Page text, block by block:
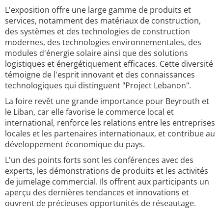
L'exposition offre une large gamme de produits et
services, notamment des matériaux de construction,
des systèmes et des technologies de construction
modernes, des technologies environnementales, des
modules d'énergie solaire ainsi que des solutions
logistiques et énergétiquement efficaces. Cette diversité
témoigne de l'esprit innovant et des connaissances
technologiques qui distinguent "Project Lebanon".
La foire revêt une grande importance pour Beyrouth et
le Liban, car elle favorise le commerce local et
international, renforce les relations entre les entreprises
locales et les partenaires internationaux, et contribue au
développement économique du pays.
L'un des points forts sont les conférences avec des
experts, les démonstrations de produits et les activités
de jumelage commercial. Ils offrent aux participants un
aperçu des dernières tendances et innovations et
ouvrent de précieuses opportunités de réseautage.